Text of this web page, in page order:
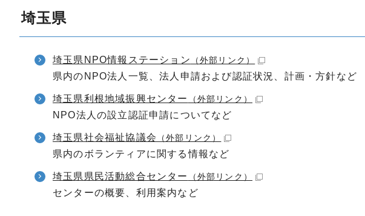
埼玉県
埼玉県NPO情報ステーション （外部リンク）
県内のNPO法人一覧、法人申請および認証状況、計画・方針など
埼玉県利根地域振興センター （外部リンク）
NPO法人の設立認証申請についてなど
埼玉県社会福祉協議会 （外部リンク）
県内のボランティアに関する情報など
埼玉県県民活動総合センター （外部リンク）
センターの概要、利用案内など